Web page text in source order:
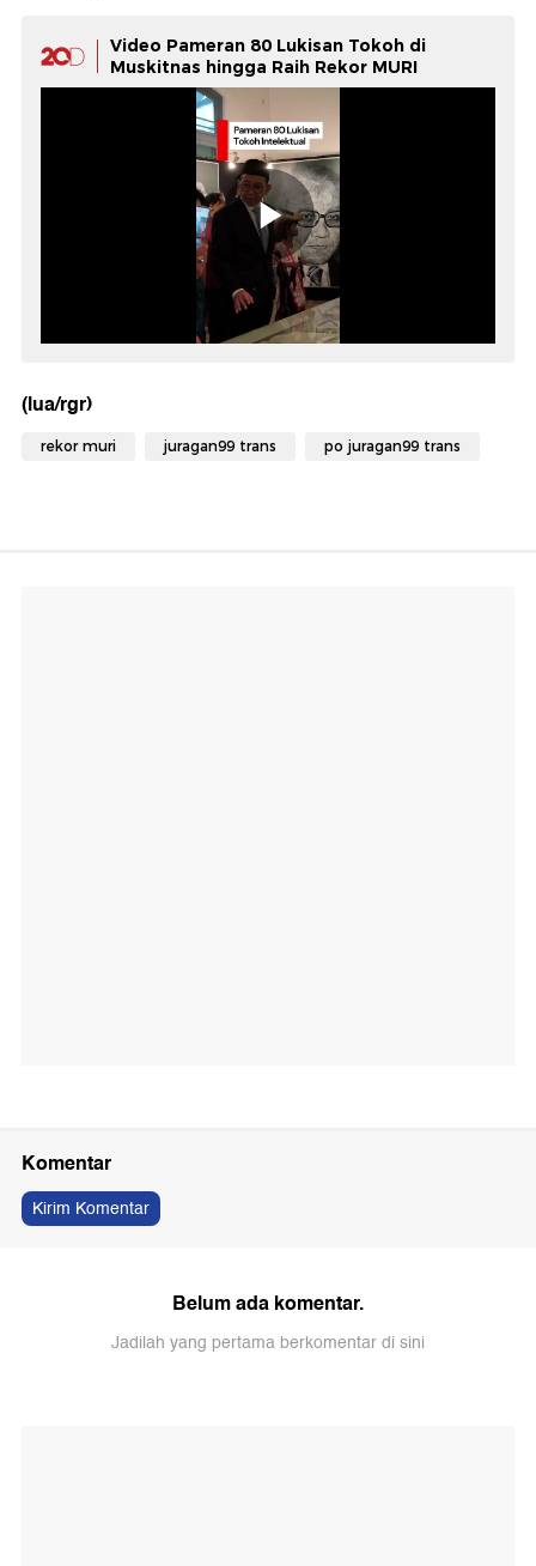
Video Pameran 80 Lukisan Tokoh di
Muskitnas hingga Raih Rekor MURI
(lua/rgr)
rekor muri juragan99 trans po juragan99 trans
Komentar
Kirim Komentar
Belum ada komentar.
Jadilah yang pertama berkomentar di sini